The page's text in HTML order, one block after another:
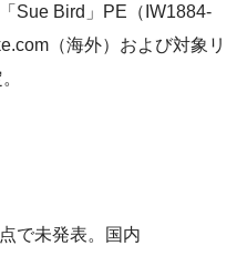
Sue Bird」PE（IW1884-
（海外）および対象リ
で未発表。国内